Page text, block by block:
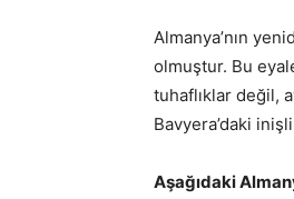
Almanya’nın
olmuştur. Bu
tuhaflıklar değil,
Bavyera’daki
Aşağıdaki